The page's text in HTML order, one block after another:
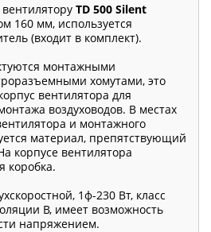
TD 500 Silent
160 мм, используется
(входит в комплект).
монтажными
хомутами, это
вентилятора для
воздуховодов. В местах
и монтажного
материал, препятствующий
корпусе вентилятора
коробка.
1ф-230 Вт, класс
В, имеет возможность
напряжением.